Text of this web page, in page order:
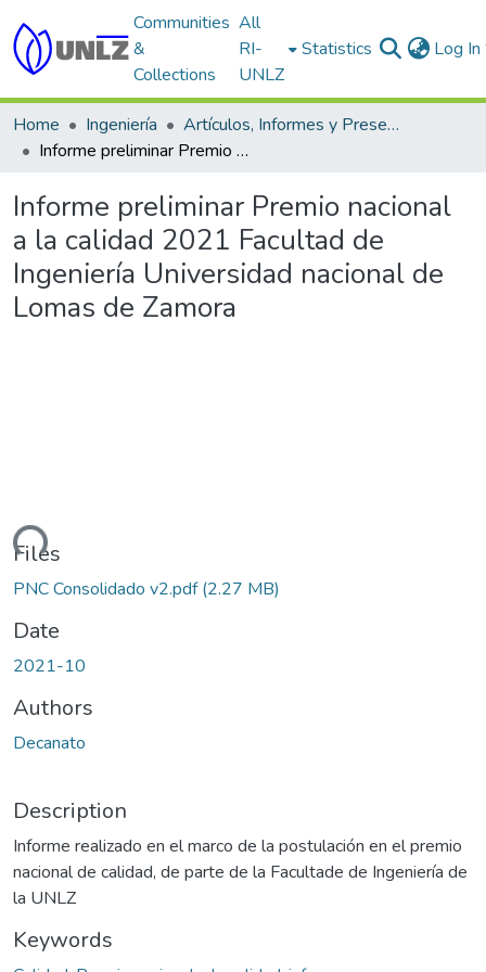
Communities
&
Collections
All
RI-
UNLZ
Statistics Log In
Home Ingeniería
Artículos, Informes y Presentaciones en Congresos
Informe preliminar Premio nacional a la calidad 2021 Facultad de Ingeniería Universidad nacional de Lomas de Zamora
Informe preliminar Premio nacional
a la calidad 2021 Facultad de
Ingeniería Universidad nacional de
Lomas de Zamora
Files
PNC Consolidado v2.pdf(2.27 MB)
Date
2021-10
Authors
Decanato
Description
Informe realizado en el marco de la postulación en el premio
nacional de calidad, de parte de la Facultade de Ingeniería de
la UNLZ
Keywords